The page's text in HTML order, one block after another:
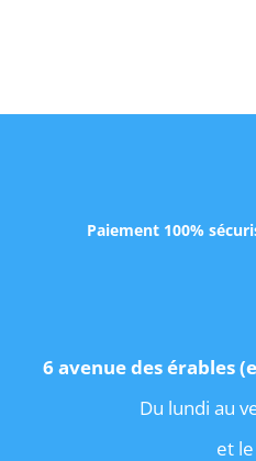
Paiement 100%
6 avenue des érables
Du lundi au
et